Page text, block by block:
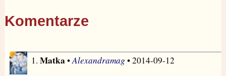
Komentarze
1. Matka •Alexandramag • 2014-09-12